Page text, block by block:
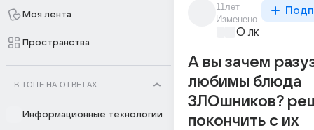
Моя лента
Пространства
В ТОПЕ НА ОТВЕТАХ
Информационные технологии
11лет
Изменено
О любви без
А вы зачем
любимы блюда
ЗЛОшников?
покончить с их